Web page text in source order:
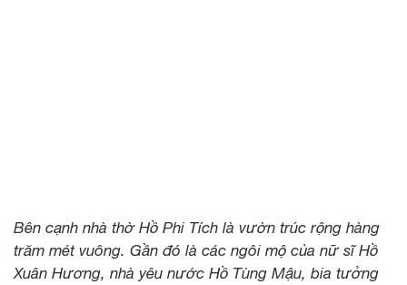
Bên cạnh nhà thờ Hồ Phi Tích là vườn trúc rộng hàng
trăm mét vuông. Gần đó là các ngôi mộ của nữ sĩ Hồ
Xuân Hương, nhà yêu nước Hồ Tùng Mậu, bia tưởng